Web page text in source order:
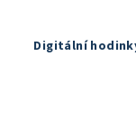
Digitální